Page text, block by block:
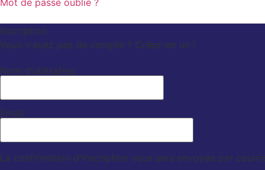
Inscription
Vous n'avez pas de compte ? Créez-en un !
Nom d'utilisateur
Email
La confirmation d'inscription vous sera envoyée par